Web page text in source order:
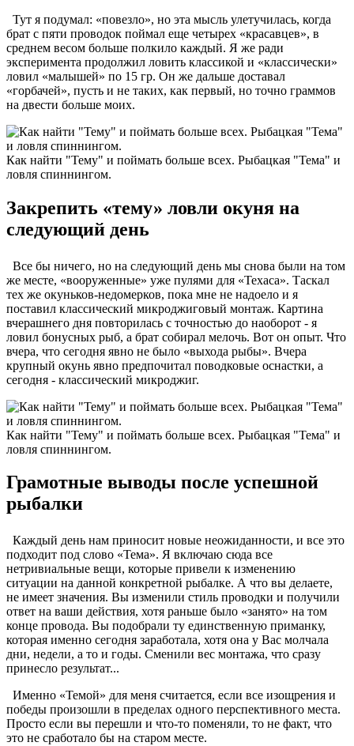
Тут я подумал: «повезло», но эта мысль улетучилась, когда
брат с пяти проводок поймал еще четырех «красавцев», в
среднем весом больше полкило каждый. Я же ради
эксперимента продолжил ловить классикой и «классически»
ловил «малышей» по 15 гр. Он же дальше доставал
«горбачей», пусть и не таких, как первый, но точно граммов
на двести больше моих.
Как найти "Тему" и поймать больше всех. Рыбацкая "Тема" и
ловля спиннингом.
Закрепить «тему» ловли окуня на
следующий день
Все бы ничего, но на следующий день мы снова были на том
же месте, «вооруженные» уже пулями для «Техаса». Таскал
тех же окуньков-недомерков, пока мне не надоело и я
поставил классический микроджиговый монтаж. Картина
вчерашнего дня повторилась с точностью до наоборот - я
ловил бонусных рыб, а брат собирал мелочь. Вот он опыт. Что
вчера, что сегодня явно не было «выхода рыбы». Вчера
крупный окунь явно предпочитал поводковые оснастки, а
сегодня - классический микроджиг.
Как найти "Тему" и поймать больше всех. Рыбацкая "Тема" и
ловля спиннингом.
Грамотные выводы после успешной
рыбалки
Каждый день нам приносит новые неожиданности, и все это
подходит под слово «Тема». Я включаю сюда все
нетривиальные вещи, которые привели к изменению
ситуации на данной конкретной рыбалке. А что вы делаете,
не имеет значения. Вы изменили стиль проводки и получили
ответ на ваши действия, хотя раньше было «занято» на том
конце провода. Вы подобрали ту единственную приманку,
которая именно сегодня заработала, хотя она у Вас молчала
дни, недели, а то и годы. Сменили вес монтажа, что сразу
принесло результат...
Именно «Темой» для меня считается, если все изощрения и
победы произошли в пределах одного перспективного места.
Просто если вы перешли и что-то поменяли, то не факт, что
это не сработало бы на старом месте.